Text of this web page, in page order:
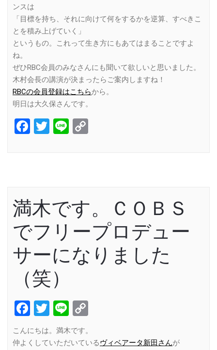
ンスは
「目標を持ち、それに向けて何をするかを逆算、すべきこ
とを積み上げていく」
というもの。これって生き方にもあてはまることですよ
ね。
ぜひRBC会員のみなさんにも聞いて欲しいと思いました。
木村会長の講演が決まったらご案内しますね！
RBCの会員登録はこちらから。
明日は大久保さんです。
Facebook
Twitter
Line
満木です。ＣＯＢＳ
でフリープロデュー
サーになりました
（笑）
Facebook
Twitter
Line
こんにちは。満木です。
仲よくしていただいているヴィベアータ新田さんが